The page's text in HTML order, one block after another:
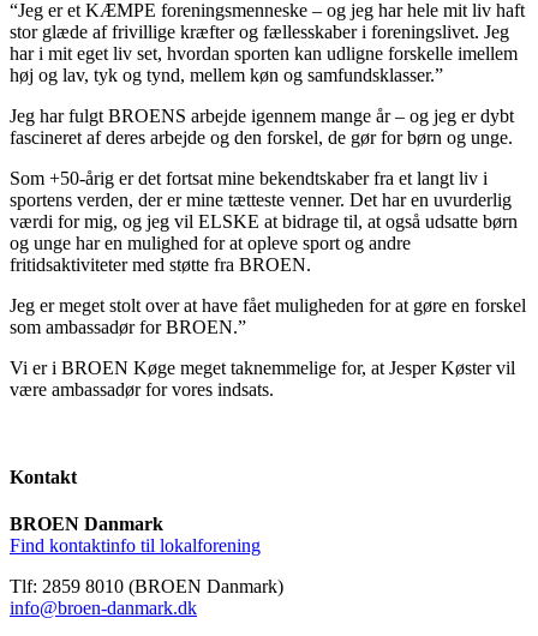
“Jeg er et KÆMPE foreningsmenneske – og jeg har hele mit liv haft
stor glæde af frivillige kræfter og fællesskaber i foreningslivet. Jeg
har i mit eget liv set, hvordan sporten kan udligne forskelle imellem
høj og lav, tyk og tynd, mellem køn og samfundsklasser.”
Jeg har fulgt BROENS arbejde igennem mange år – og jeg er dybt
fascineret af deres arbejde og den forskel, de gør for børn og unge.
Som +50-årig er det fortsat mine bekendtskaber fra et langt liv i
sportens verden, der er mine tætteste venner. Det har en uvurderlig
værdi for mig, og jeg vil ELSKE at bidrage til, at også udsatte børn
og unge har en mulighed for at opleve sport og andre
fritidsaktiviteter med støtte fra BROEN.
Jeg er meget stolt over at have fået muligheden for at gøre en forskel
som ambassadør for BROEN.”
Vi er i BROEN Køge meget taknemmelige for, at Jesper Køster vil
være ambassadør for vores indsats.
Kontakt
BROEN Danmark
Find kontaktinfo til lokalforening
Tlf: 2859 8010 (BROEN Danmark)
info@broen-danmark.dk